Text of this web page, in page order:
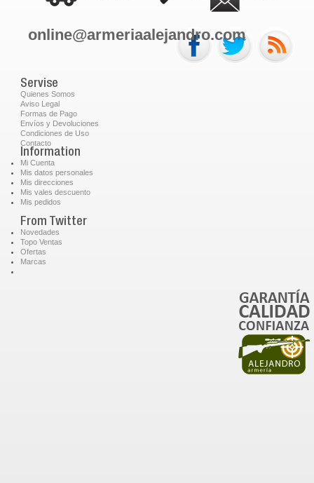
online@armeriaalejandro.com
Servise
Quienes Somos
Aviso Legal
Formas de Pago
Envíos y Devoluciones
Condiciones de Uso
Contacto
Information
Mi Cuenta
Mis datos personales
Mis direcciones
Mis vales descuento
Mis pedidos
From Twitter
Novedades
Topo Ventas
Ofertas
Marcas